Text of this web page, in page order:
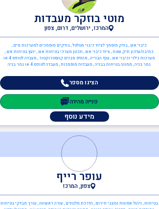
מוטי בוזקר מעבדות
המרכז, ירושלים, דרום, צפון
כיבוי אש , בודק מוסמך לציוד כיבוי מטלטל , בודקים מוסמכים למערכות מים ,
כתיבה/עדכון תיק שטח , ציוד כיבוי אש , תכנון מערכי בטיחות אש , יועץ בטיחות אש ,
מערכות גילוי וכיבוי אש , ענף הבנייה , מהנדס מבנים קונסטרוקטור , מעבדה לטופס 4 או
גמר בניה , ממונה בטיחות בבניה , מעבדות מוסמכות , מעבדה לטופס 4 או גמר בניה
הציגו מספר
פנייה מהירה
מידע נוסף
עופר רייף
צפון, המרכז
בטיחות , ניהול אסונות ומצבי חירום , הדרכת מלגזנים , עזרה ראשונה , עורך מבדקי בטיחות